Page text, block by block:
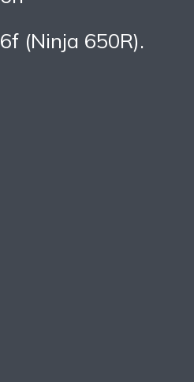
(Ninja 650R).